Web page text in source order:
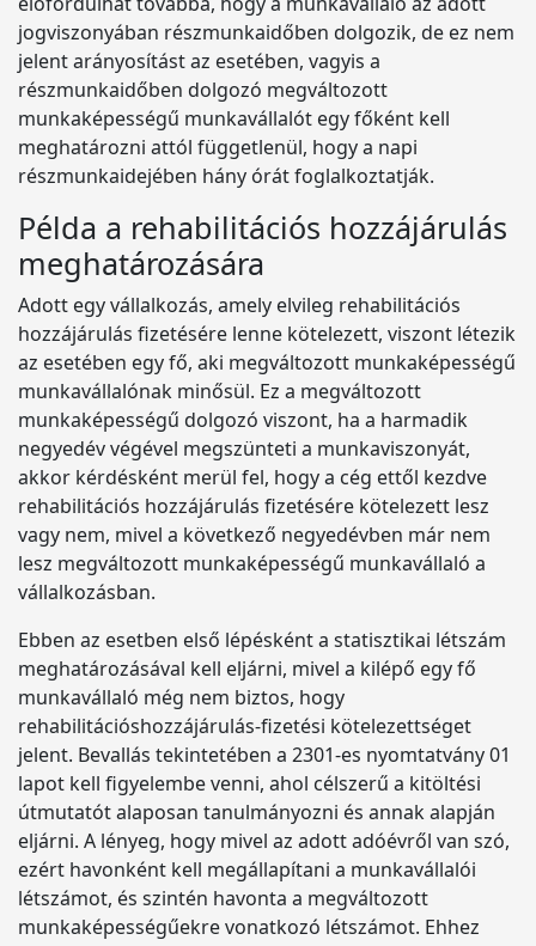
jogviszonyában részmunkaidőben dolgozik, de ez nem
jelent arányosítást az esetében, vagyis a
részmunkaidőben dolgozó megváltozott
munkaképességű munkavállalót egy főként kell
meghatározni attól függetlenül, hogy a napi
részmunkaidejében hány órát foglalkoztatják.
Példa a rehabilitációs hozzájárulás
meghatározására
Adott egy vállalkozás, amely elvileg rehabilitációs
hozzájárulás fizetésére lenne kötelezett, viszont létezik
az esetében egy fő, aki megváltozott munkaképességű
munkavállalónak minősül. Ez a megváltozott
munkaképességű dolgozó viszont, ha a harmadik
negyedév végével megszünteti a munkaviszonyát,
akkor kérdésként merül fel, hogy a cég ettől kezdve
rehabilitációs hozzájárulás fizetésére kötelezett lesz
vagy nem, mivel a következő negyedévben már nem
lesz megváltozott munkaképességű munkavállaló a
vállalkozásban.
Ebben az esetben első lépésként a statisztikai létszám
meghatározásával kell eljárni, mivel a kilépő egy fő
munkavállaló még nem biztos, hogy
rehabilitációshozzájárulás-fizetési kötelezettséget
jelent. Bevallás tekintetében a 2301-es nyomtatvány 01
lapot kell figyelembe venni, ahol célszerű a kitöltési
útmutatót alaposan tanulmányozni és annak alapján
eljárni. A lényeg, hogy mivel az adott adóévről van szó,
ezért havonként kell megállapítani a munkavállalói
létszámot, és szintén havonta a megváltozott
munkaképességűekre vonatkozó létszámot. Ehhez